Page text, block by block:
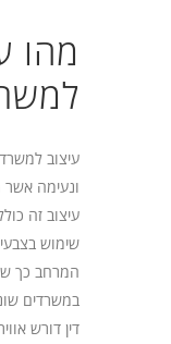
מהו
עיצוב
ונעימה
עיצוב זה
שימוש
המרחב כך
במשרדים
דין דורש